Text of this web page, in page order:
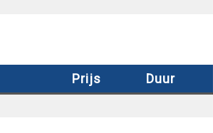
Prijs Duur